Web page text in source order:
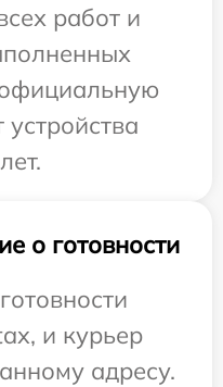
работ и
о готовности
и курьер
адресу.